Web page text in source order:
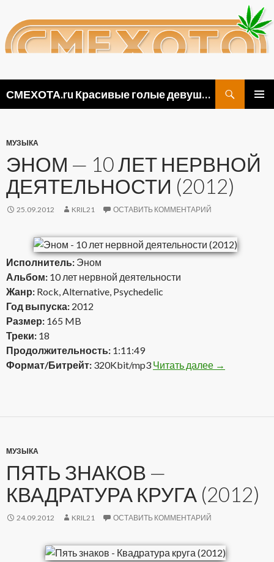
СМЕХОТА.ru Красивые голые девушки, прикольные картинки ню и видео приколы
МУЗЫКА
ЭНОМ — 10 ЛЕТ НЕРВНОЙ
ДЕЯТЕЛЬНОСТИ (2012)
25.09.2012 KRIL21 ОСТАВИТЬ КОММЕНТАРИЙ
Исполнитель: Эном
Альбом: 10 лет нервной деятельности
Жанр: Rock, Alternative, Psychedelic
Год выпуска: 2012
Размер: 165 MB
Треки: 18
Продолжительность: 1:11:49
Формат/Битрейт: 320Kbit/mp3 Читать далее Эном — 10
→
МУЗЫКА
ПЯТЬ ЗНАКОВ —
КВАДРАТУРА КРУГА (2012)
24.09.2012 KRIL21 ОСТАВИТЬ КОММЕНТАРИЙ